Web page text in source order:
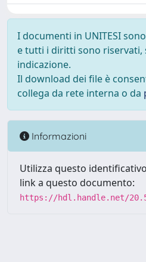
I documenti in UNITESI
e tutti i diritti sono riservati,
indicazione.
Il download dei file è
collega da rete interna o da
Informazioni
Utilizza questo
link a questo documento:
https://hdl.handle.net/